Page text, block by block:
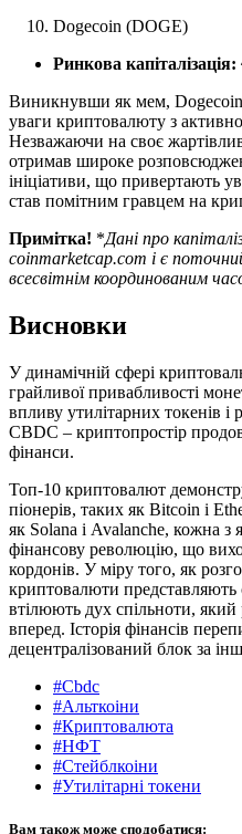
Dogecoin (DOGE)
Ринкова
Виникнувши як мем,
уваги криптовалюту з
Незважаючи на своє
отримав широке
ініціативи, що привертають
став помітним гравцем на
Примітка! *Дані про
coinmarketcap.com і є
всесвітнім координованим
Висновки
У динамічній сфері
грайливої привабливості
впливу утилітарних токенів
CBDC – криптопростір
фінанси.
Топ-10 криптовалют
піонерів, таких як Bitcoin і
як Solana і Avalanche, кожна з
фінансову революцію, що
кордонів. У міру того, як
криптовалюти представляють
втілюють дух спільноти,
вперед. Історія фінансів
децентралізований блок за
#Cbdc
#Альткоіни
#Криптовалюта
#НФТ
#Стейблкоіни
#Утилітарні токени
Вам також може сподобатися: